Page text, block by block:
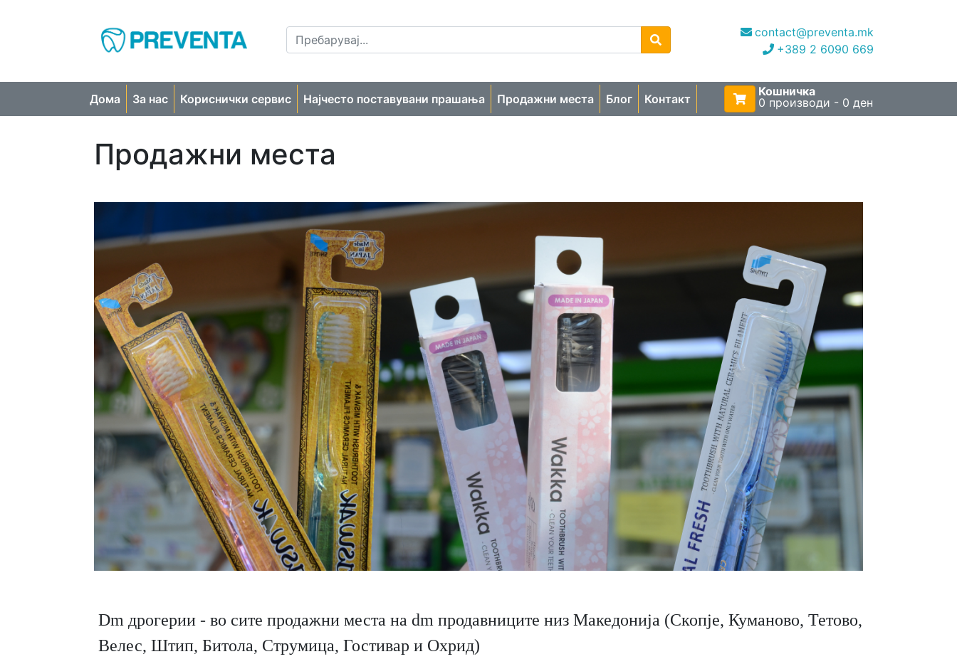
contact@preventa.mk
+389 2 6090 669
Дома За нас Кориснички сервис Најчесто поставувани прашања Продажни места Блог Контакт
Кошничка
0 производи - 0 ден
Продажни места
Dm дрогерии - во сите продажни места на dm продавниците низ Македонија (Скопје, Куманово, Тетово,
Велес, Штип, Битола, Струмица, Гостивар и Охрид)